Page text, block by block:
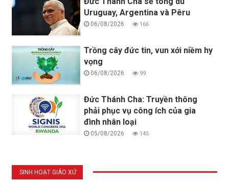
Uruguay, Argentina và Pêru
06/08/2026 166
Trồng cây đức tin, vun xới niềm hy
vọng
06/08/2026 99
Đức Thánh Cha: Truyền thông
phải phục vụ công ích của gia
đình nhân loại
05/08/2026 145
SINH HOẠT GIÁO XỨ